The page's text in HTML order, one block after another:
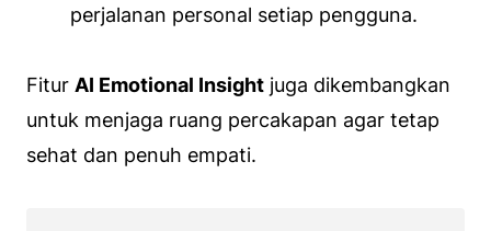
perjalanan personal setiap pengguna.
Fitur AI Emotional Insight juga dikembangkan
untuk menjaga ruang percakapan agar tetap
sehat dan penuh empati.